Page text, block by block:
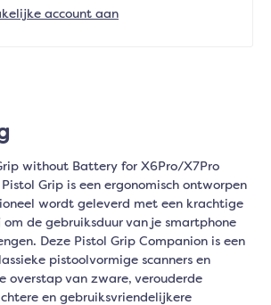
account aan
without Battery for X6Pro/X7Pro
Grip is een ergonomisch ontworpen
wordt geleverd met een krachtige
de gebruiksduur van je smartphone
Deze Pistol Grip Companion is een
pistoolvormige scanners en
overstap van zware, verouderde
en gebruiksvriendelijkere